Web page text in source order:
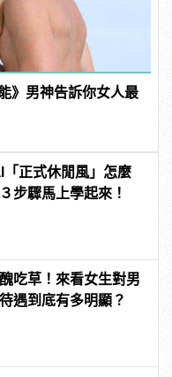
》男神告訴你女人最
正式休閒風」怎麼
步驟馬上學起來！
吃草！來看女生對男
遇到底有多明顯？